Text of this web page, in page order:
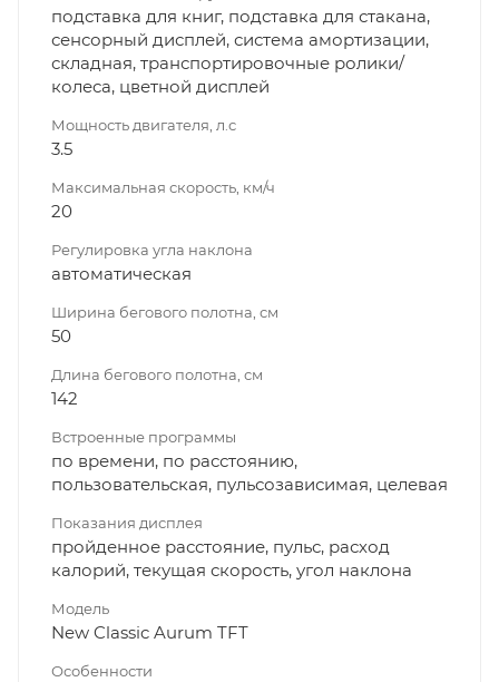
подставка для книг, подставка для стакана,
сенсорный дисплей, система амортизации,
складная, транспортировочные ролики/
колеса, цветной дисплей
Мощность двигателя, л.с
3.5
Максимальная скорость, км/ч
20
Регулировка угла наклона
автоматическая
Ширина бегового полотна, см
50
Длина бегового полотна, см
142
Встроенные программы
по времени, по расстоянию,
пользовательская, пульсозависимая, целевая
Показания дисплея
пройденное расстояние, пульс, расход
калорий, текущая скорость, угол наклона
Модель
New Classic Aurum TFT
Особенности